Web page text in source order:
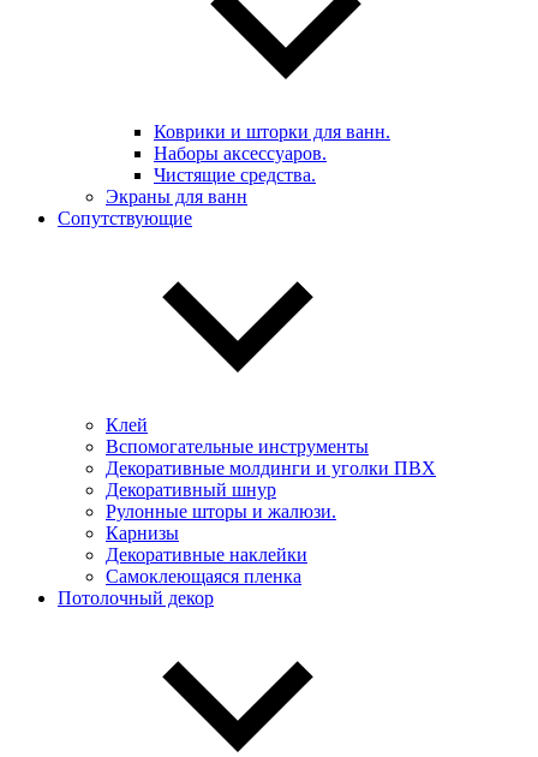
Коврики и шторки для ванн.
Наборы аксессуаров.
Чистящие средства.
Экраны для ванн
Сопутствующие
Клей
Вспомогательные инструменты
Декоративные молдинги и уголки ПВХ
Декоративный шнур
Рулонные шторы и жалюзи.
Карнизы
Декоративные наклейки
Самоклеющаяся пленка
Потолочный декор